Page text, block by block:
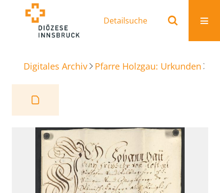
Detailsuche
Digitales Archiv Pfarre Holzgau: Urkunden